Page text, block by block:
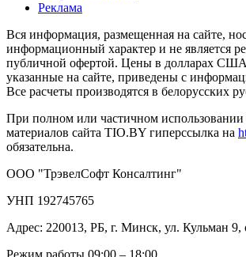
Реклама
Вся информация, размещенная на сайте,
информационный характер и не является
публичной офертой. Цены в долларах
указанные на сайте, приведены с
Все расчеты производятся в белорусских
При полном или частичном
материалов сайта TIO.BY гиперссылка на
обязательна.
ООО "ТрэвелСофт Консалтинг"
УНП 192745765
Адрес: 220013, РБ, г. Минск, ул. Кульман 9,
Режим работы 09:00 – 18:00